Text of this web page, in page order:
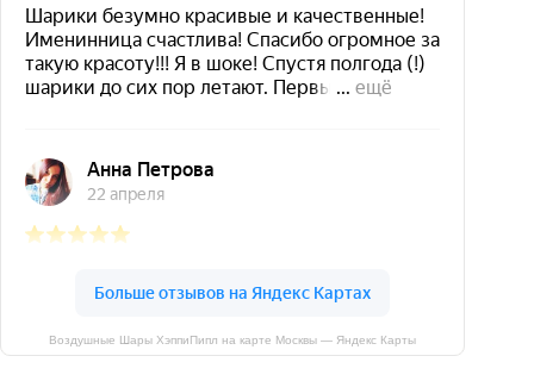
Воздушные Шары ХэппиПипл на карте Москвы — Яндекс Карты